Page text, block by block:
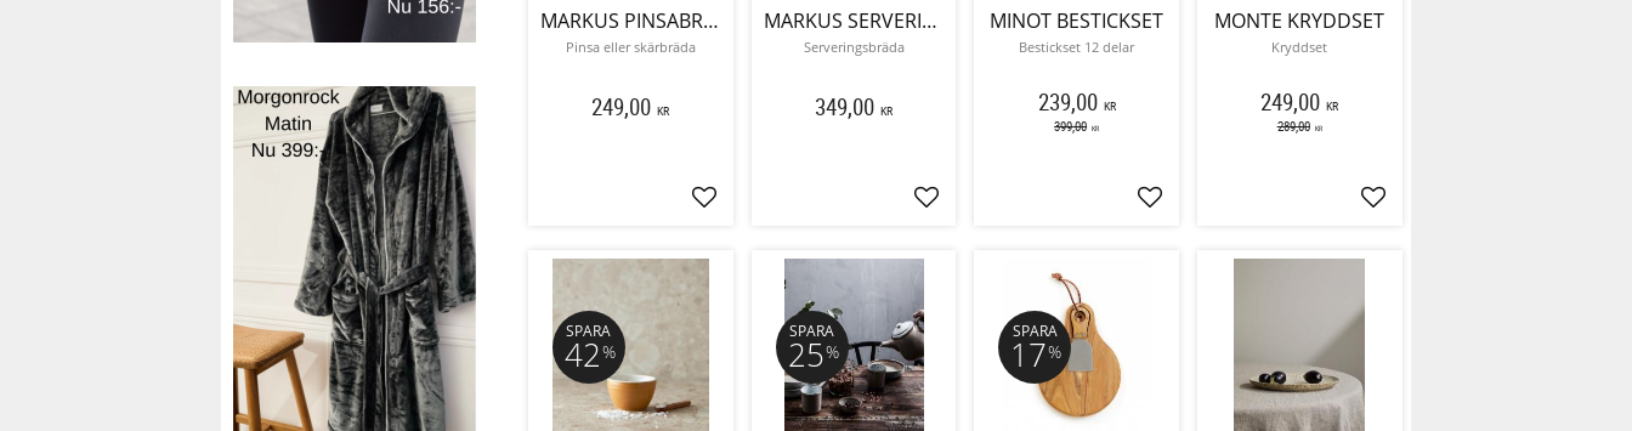
MARKUS PINSABRÄDA
Pinsa eller skärbräda
249,00 KR
Lägg till i favoriter
MARKUS SERVERINGSBRÄDA
Serveringsbräda
349,00 KR
Lägg till i favoriter
MINOT BESTICKSET
Bestickset 12 delar
239,00 KR
399,00 KR
Lägg till i favoriter
MONTE KRYDDSET
Kryddset
249,00 KR
289,00 KR
Lägg till i favoriter
SPARA
42%
SPARA
25%
SPARA
17%